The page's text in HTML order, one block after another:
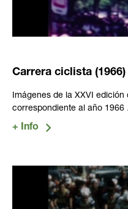
Carrera ciclista (1966)
Imágenes de la XXVI
correspondiente al año